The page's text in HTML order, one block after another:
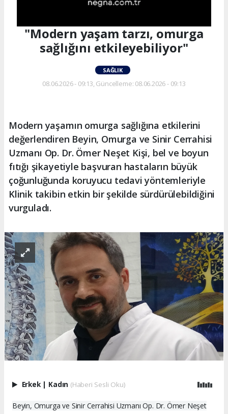
"Modern yaşam tarzı, omurga
sağlığını etkileyebiliyor"
SAĞLIK
08.06.2026 - 09:13, Güncelleme: 08.06.2026 - 09:13
Modern yaşamın omurga sağlığına etkilerini
değerlendiren Beyin, Omurga ve Sinir Cerrahisi
Uzmanı Op. Dr. Ömer Neşet Kişi, bel ve boyun
fıtığı şikayetiyle başvuran hastaların büyük
çoğunluğunda koruyucu tedavi yöntemleriyle
Klinik takibin etkin bir şekilde sürdürülebildiğini
vurguladı.
Erkek Kadın (Haberi Sesli Oku)
Beyin, Omurga ve Sinir Cerrahisi Uzmanı Op. Dr. Ömer Neşet